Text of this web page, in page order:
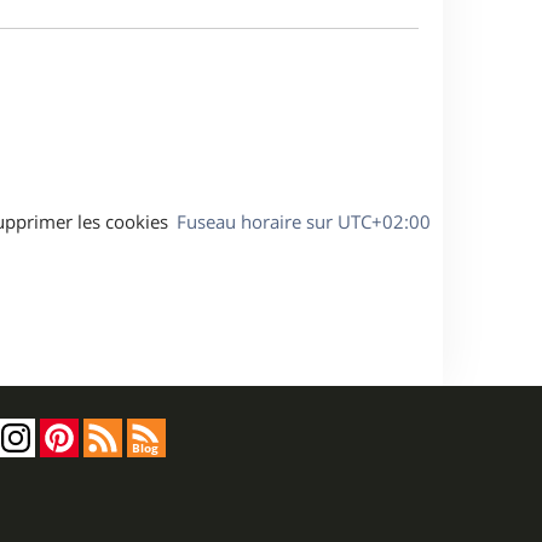
g
s
Fuseau horaire sur UTC+02:00
les cookies